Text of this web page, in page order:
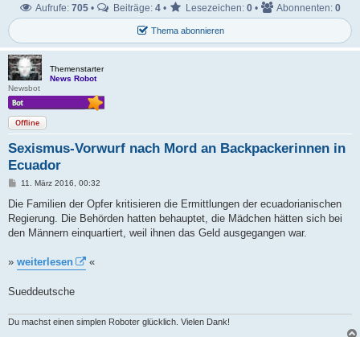
Thema abonnieren
Aufrufe: 705 • Beiträge: 4 • Lesezeichen: 0 • Abonnenten: 0
Themenstarter
News Robot
Newsbot
Offline
Sexismus-Vorwurf nach Mord an Backpackerinnen in
Ecuador
B
i
r
a
11. März 2016, 00:32
Die Familien der Opfer kritisieren die Ermittlungen der ecuadorianischen
Regierung. Die Behörden hatten behauptet, die Mädchen hätten sich bei
den Männern einquartiert, weil ihnen das Geld ausgegangen war.
» weiterlesen «
Sueddeutsche
Du machst einen simplen Roboter glücklich. Vielen Dank!